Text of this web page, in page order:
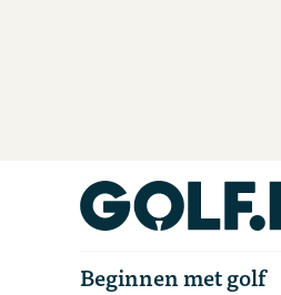
Beginnen met golf